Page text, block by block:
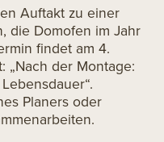
Auftakt zu einer
die Domofen im Jahr
findet am 4.
„Nach der Montage:
Planers oder